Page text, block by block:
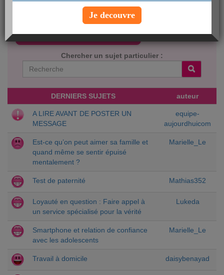
vous économiserez des heures de stress passées à vous
demander ce qu’il faut faire. Par ici la réponse...
Chercher un sujet particulier :
DERNIERS SUJETS auteur
A LIRE AVANT DE POSTER UN
MESSAGE
equipe-
aujourdhuicom
Est-ce qu’on peut aimer sa famille et
quand même se sentir épuisé
mentalement ?
Marielle_Le
Test de paternité Mathias352
Loyauté en question : Faire appel à
un service spécialisé pour la vérité
Lukeda
Smartphone et relation de confiance
avec les adolescents
Marielle_Le
Travail à domicile daisybenayad
Je decouvre